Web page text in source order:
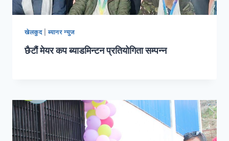
खेलकुद|ब्यानर न्युज
छैटौं मेयर कप ब्याडमिन्टन प्रतियोगिता सम्पन्न